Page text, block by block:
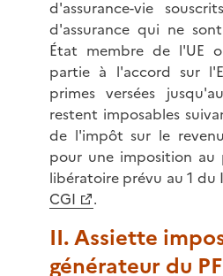
d'assurance-vie
d'assurance qui ne
État membre de l'UE
partie à l'accord sur
primes versées
restent imposables
de l'impôt sur le
pour une imposition au
libératoire prévu au 1 du
CGI
.
II. Assiette
générateur du